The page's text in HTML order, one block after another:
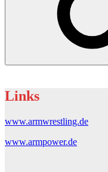
Links
www.armwrestling.de
www.armpower.de